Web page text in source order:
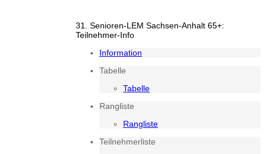
31. Senioren-LEM Sachsen-Anhalt 65+:
Teilnehmer-Info
Information
Tabelle
Tabelle
Rangliste
Rangliste
Teilnehmerliste